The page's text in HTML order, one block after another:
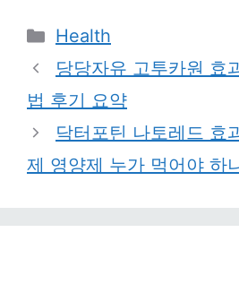
Categories
Health
당당자유 고투카원 효
법 후기 요약
닥터포틴 나토레드 효
제 영양제 누가 먹어야 하